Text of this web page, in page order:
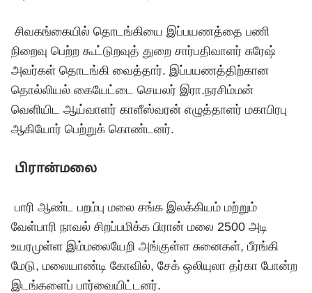
சிவகங்கையில் தொடங்கியை இப்பயணத்தை பணி
நிறைவு பெற்ற கூட்டுறவுத் துறை சார்பதிவாளர் சுரேஷ்
அவர்கள் தொடங்கி வைத்தார். இப்பயணத்திற்கான
தொல்லியல் கையேட்டை செயலர் இரா.நரசிம்மன்
வெளியிட ஆய்வாளர் காளீஸ்வரன் எழுத்தாளர் மகாபிரபு
ஆகியோர் பெற்றுக் கொண்டனர்.
பிரான்மலை
பாரி ஆண்ட பறம்பு மலை சங்க இலக்கியம் மற்றும்
வேள்பாரி நாவல் சிறப்பமிக்க பிரான் மலை 2500 அடி
உயரமுள்ள இம்மலையேறி அங்குள்ள சுனைகள், பீரங்கி
மேடு, மலையாண்டி கோவில், சேக் ஒலியுலா தர்கா போன்ற
இடங்களைப் பார்வையிட்டனர்.